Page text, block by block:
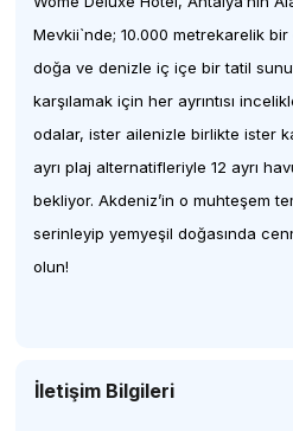
Mevkii`nde; 10.000 metrekarelik
doğa ve denizle iç içe bir tatil
karşılamak için her ayrıntısı
odalar, ister ailenizle birlikte ister
ayrı plaj alternatifleriyle 12 ayrı
bekliyor. Akdeniz’in o muhteşem
serinleyip yemyeşil doğasında
olun!
İletişim Bilgileri